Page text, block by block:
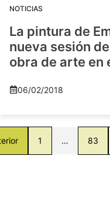
NOTICIAS
La pintura de
nueva sesión
obra de arte en
06/02/2018
1 … 83